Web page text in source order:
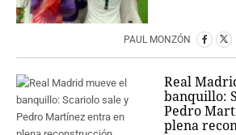
PAUL MONZÓN
Real
banquillo:
Pedro
plena